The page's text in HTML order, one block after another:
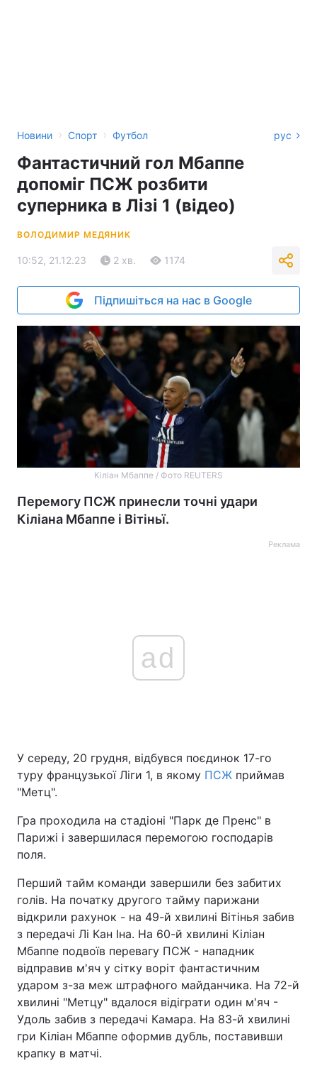
Новини › Спорт › Футбол рус
Фантастичний гол Мбаппе
допоміг ПСЖ розбити
суперника в Лізі 1 (відео)
ВОЛОДИМИР МЕДЯНИК
10:52, 21.12.23 2 хв. 1174
Підпишіться на нас в Google
Кіліан Мбаппе / Фото REUTERS
Перемогу ПСЖ принесли точні удари
Кіліана Мбаппе і Вітіньї.
Реклама
ad
У середу, 20 грудня, відбувся поєдинок 17-го
туру французької Ліги 1, в якому ПСЖ приймав
"Метц".
Гра проходила на стадіоні "Парк де Пренс" в
Парижі і завершилася перемогою господарів
поля.
Перший тайм команди завершили без забитих
голів. На початку другого тайму парижани
відкрили рахунок - на 49-й хвилині Вітінья забив
з передачі Лі Кан Іна. На 60-й хвилині Кіліан
Мбаппе подвоїв перевагу ПСЖ - нападник
відправив м'яч у сітку воріт фантастичним
ударом з-за меж штрафного майданчика. На 72-й
хвилині "Метцу" вдалося відіграти один м'яч -
Удоль забив з передачі Камара. На 83-й хвилині
гри Кіліан Мбаппе оформив дубль, поставивши
крапку в матчі.